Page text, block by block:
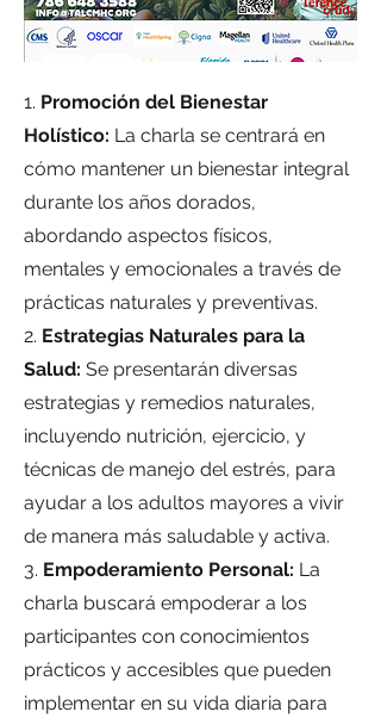
1. Promoción del Bienestar
Holístico: La charla se centrará en
cómo mantener un bienestar integral
durante los años dorados,
abordando aspectos físicos,
mentales y emocionales a través de
prácticas naturales y preventivas.
2. ⁠Estrategias Naturales para la
Salud: Se presentarán diversas
estrategias y remedios naturales,
incluyendo nutrición, ejercicio, y
técnicas de manejo del estrés, para
ayudar a los adultos mayores a vivir
de manera más saludable y activa.
3. ⁠Empoderamiento Personal: La
charla buscará empoderar a los
participantes con conocimientos
prácticos y accesibles que pueden
implementar en su vida diaria para